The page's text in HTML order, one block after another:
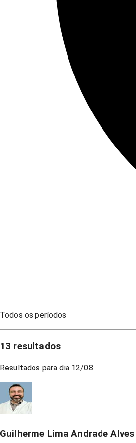
Todos os períodos
13 resultados
Resultados para dia 12/08
Guilherme Lima Andrade Alves